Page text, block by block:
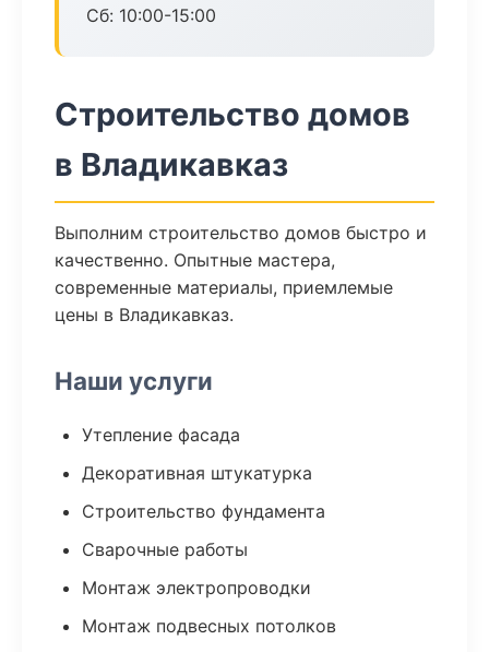
Сб: 10:00-15:00
Строительство домов
в Владикавказ
Выполним строительство домов быстро и
качественно. Опытные мастера,
современные материалы, приемлемые
цены в Владикавказ.
Наши услуги
Утепление фасада
Декоративная штукатурка
Строительство фундамента
Сварочные работы
Монтаж электропроводки
Монтаж подвесных потолков